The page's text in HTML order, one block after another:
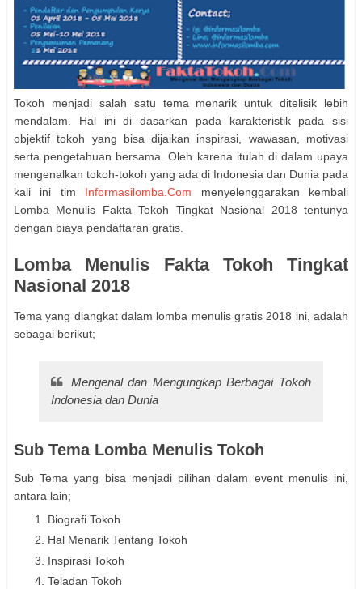
Tokoh menjadi salah satu tema menarik untuk ditelisik lebih
mendalam. Hal ini di dasarkan pada karakteristik pada sisi
objektif tokoh yang bisa dijaikan inspirasi, wawasan, motivasi
serta pengetahuan bersama. Oleh karena itulah di dalam upaya
mengenalkan tokoh-tokoh yang ada di Indonesia dan Dunia pada
kali ini tim Informasilomba.Com menyelenggarakan kembali
Lomba Menulis Fakta Tokoh Tingkat Nasional 2018 tentunya
dengan biaya pendaftaran gratis.
Lomba Menulis Fakta Tokoh Tingkat
Nasional 2018
Tema yang diangkat dalam lomba menulis gratis 2018 ini, adalah
sebagai berikut;
Mengenal dan Mengungkap Berbagai Tokoh
Indonesia dan Dunia
Sub Tema Lomba Menulis Tokoh
Sub Tema yang bisa menjadi pilihan dalam event menulis ini,
antara lain;
Biografi Tokoh
Hal Menarik Tentang Tokoh
Inspirasi Tokoh
Teladan Tokoh